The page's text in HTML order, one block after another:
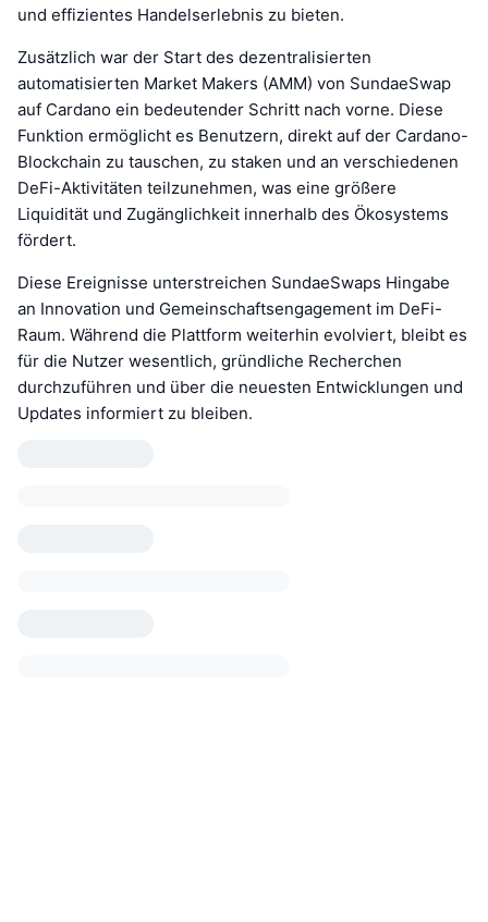
und effizientes Handelserlebnis zu bieten.
Zusätzlich war der Start des dezentralisierten
automatisierten Market Makers (AMM) von SundaeSwap
auf Cardano ein bedeutender Schritt nach vorne. Diese
Funktion ermöglicht es Benutzern, direkt auf der Cardano-
Blockchain zu tauschen, zu staken und an verschiedenen
DeFi-Aktivitäten teilzunehmen, was eine größere
Liquidität und Zugänglichkeit innerhalb des Ökosystems
fördert.
Diese Ereignisse unterstreichen SundaeSwaps Hingabe
an Innovation und Gemeinschaftsengagement im DeFi-
Raum. Während die Plattform weiterhin evolviert, bleibt es
für die Nutzer wesentlich, gründliche Recherchen
durchzuführen und über die neuesten Entwicklungen und
Updates informiert zu bleiben.